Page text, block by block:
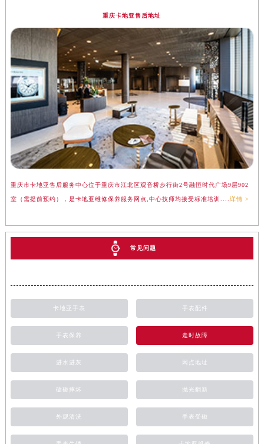
重庆卡地亚售后地址
重庆市卡地亚售后服务中心位于重庆市江北区观音桥步行街2号融恒时代广场9层902
室（需提前预约），是卡地亚维修保养服务网点,中心技师均接受标准培训....详情 >
常见问题
卡地亚手表 手表配件
手表保养 走时故障
进水进灰 网点地址
磕碰摔坏 抛光翻新
外观清洗 手表受磁